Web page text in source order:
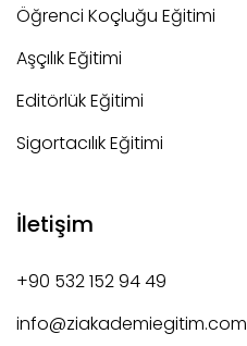
Öğrenci Koçluğu Eğitimi
Aşçılık Eğitimi
Editörlük Eğitimi
Sigortacılık Eğitimi
İletişim
+90 532 152 94 49
info@ziakademiegitim.com